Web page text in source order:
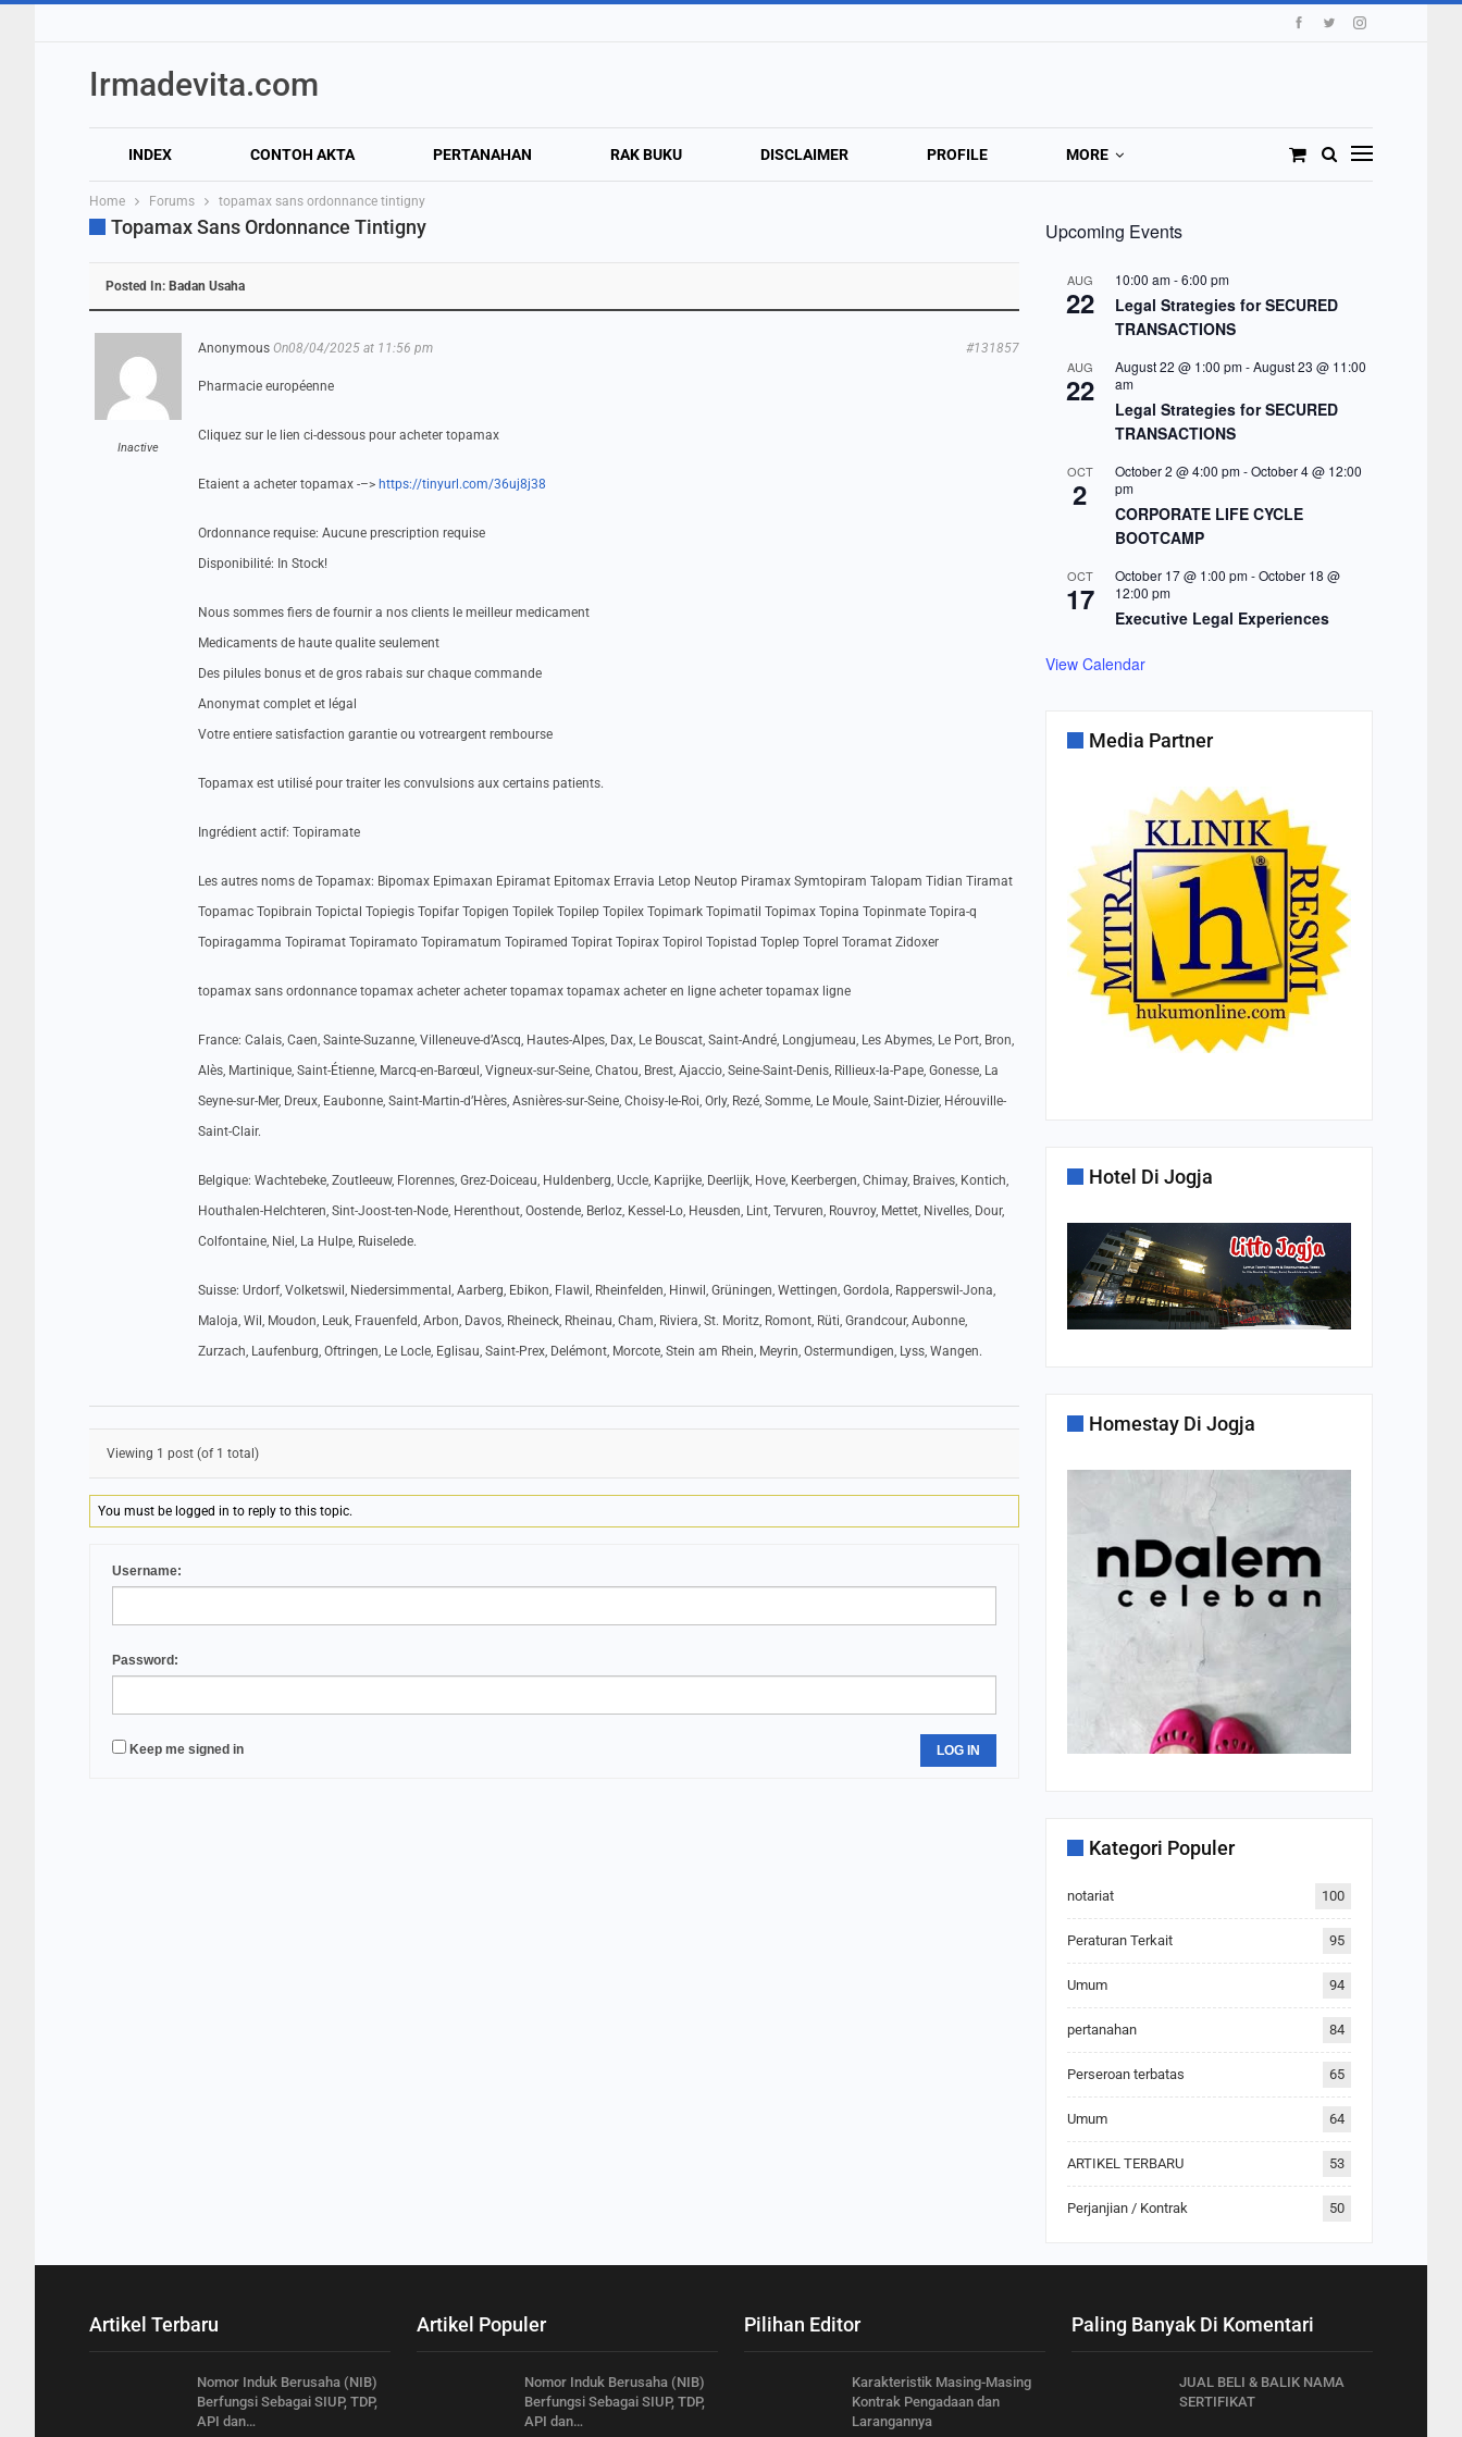
Irmadevita.com
INDEX CONTOH AKTA PERTANAHAN RAK BUKU DISCLAIMER PROFILE MORE
Home Forums topamax sans ordonnance tintigny
Topamax Sans Ordonnance Tintigny
Posted In: Badan Usaha
Inactive
Anonymous On08/04/2025 at 11:56 pm #131857
Pharmacie européenne
Cliquez sur le lien ci-dessous pour acheter topamax
Etaient a acheter topamax -–> https://tinyurl.com/36uj8j38
Ordonnance requise: Aucune prescription requise
Disponibilité: In Stock!
Nous sommes fiers de fournir a nos clients le meilleur medicament
Medicaments de haute qualite seulement
Des pilules bonus et de gros rabais sur chaque commande
Anonymat complet et légal
Votre entiere satisfaction garantie ou votreargent rembourse
Topamax est utilisé pour traiter les convulsions aux certains patients.
Ingrédient actif: Topiramate
Les autres noms de Topamax: Bipomax Epimaxan Epiramat Epitomax Erravia Letop Neutop Piramax Symtopiram Talopam Tidian Tiramat
Topamac Topibrain Topictal Topiegis Topifar Topigen Topilek Topilep Topilex Topimark Topimatil Topimax Topina Topinmate Topira-q
Topiragamma Topiramat Topiramato Topiramatum Topiramed Topirat Topirax Topirol Topistad Toplep Toprel Toramat Zidoxer
topamax sans ordonnance topamax acheter acheter topamax topamax acheter en ligne acheter topamax ligne
France: Calais, Caen, Sainte-Suzanne, Villeneuve-d’Ascq, Hautes-Alpes, Dax, Le Bouscat, Saint-André, Longjumeau, Les Abymes, Le Port, Bron,
Alès, Martinique, Saint-Étienne, Marcq-en-Barœul, Vigneux-sur-Seine, Chatou, Brest, Ajaccio, Seine-Saint-Denis, Rillieux-la-Pape, Gonesse, La
Seyne-sur-Mer, Dreux, Eaubonne, Saint-Martin-d’Hères, Asnières-sur-Seine, Choisy-le-Roi, Orly, Rezé, Somme, Le Moule, Saint-Dizier, Hérouville-
Saint-Clair.
Belgique: Wachtebeke, Zoutleeuw, Florennes, Grez-Doiceau, Huldenberg, Uccle, Kaprijke, Deerlijk, Hove, Keerbergen, Chimay, Braives, Kontich,
Houthalen-Helchteren, Sint-Joost-ten-Node, Herenthout, Oostende, Berloz, Kessel-Lo, Heusden, Lint, Tervuren, Rouvroy, Mettet, Nivelles, Dour,
Colfontaine, Niel, La Hulpe, Ruiselede.
Suisse: Urdorf, Volketswil, Niedersimmental, Aarberg, Ebikon, Flawil, Rheinfelden, Hinwil, Grüningen, Wettingen, Gordola, Rapperswil-Jona,
Maloja, Wil, Moudon, Leuk, Frauenfeld, Arbon, Davos, Rheineck, Rheinau, Cham, Riviera, St. Moritz, Romont, Rüti, Grandcour, Aubonne,
Zurzach, Laufenburg, Oftringen, Le Locle, Eglisau, Saint-Prex, Delémont, Morcote, Stein am Rhein, Meyrin, Ostermundigen, Lyss, Wangen.
Viewing 1 post (of 1 total)
You must be logged in to reply to this topic.
Username:
Password:
Keep me signed in LOG IN
Upcoming Events
AUG
22
10:00 am-6:00 pm
Legal Strategies for SECURED
TRANSACTIONS
AUG
22
August 22 @ 1:00 pm-August 23 @ 11:00
am
Legal Strategies for SECURED
TRANSACTIONS
OCT
2
October 2 @ 4:00 pm-October 4 @ 12:00
pm
CORPORATE LIFE CYCLE
BOOTCAMP
OCT
17
October 17 @ 1:00 pm-October 18 @
12:00 pm
Executive Legal Experiences
View Calendar
Media Partner
Hotel Di Jogja
Homestay Di Jogja
Kategori Populer
notariat 100
Peraturan Terkait 95
Umum 94
pertanahan 84
Perseroan terbatas 65
Umum 64
ARTIKEL TERBARU 53
Perjanjian / Kontrak 50
Artikel Terbaru
Nomor Induk Berusaha (NIB)
Berfungsi Sebagai SIUP, TDP,
API dan…
Artikel Populer
Nomor Induk Berusaha (NIB)
Berfungsi Sebagai SIUP, TDP,
API dan…
Pilihan Editor
Karakteristik Masing-Masing
Kontrak Pengadaan dan
Larangannya
Paling Banyak Di Komentari
JUAL BELI & BALIK NAMA
SERTIFIKAT